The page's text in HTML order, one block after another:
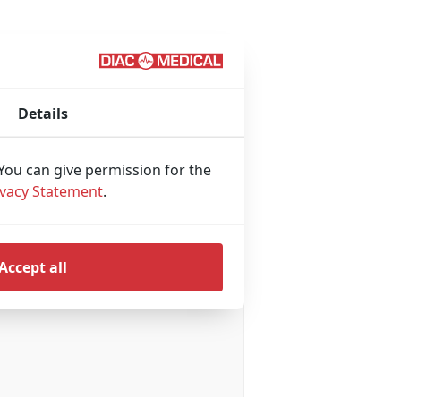
Details
can give permission for the
Statement.
all